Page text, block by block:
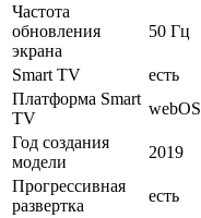
Частота
обновления
экрана
50 Гц
Smart TV
есть
Платформа Smart
TV
webOS
Год создания
модели
2019
Прогрессивная
развертка
есть